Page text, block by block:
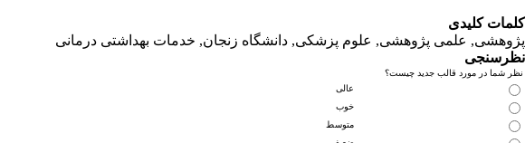
کلمات کلیدی
پژوهشی, علمی پژوهشی, علوم‌ پزشکی‌, دانشگاه زنجان, خدمات‌ بهداشتی‌ درمانی‌
نظرسنجی
نظر شما در مورد قالب جدید چیست؟
عالی
خوب
متوسط